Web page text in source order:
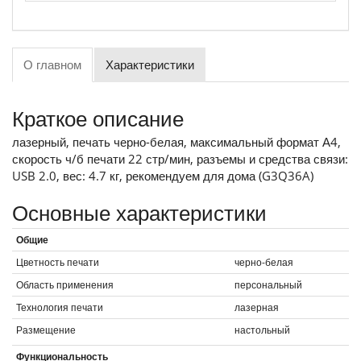
О главном Характеристики
Краткое описание
лазерный, печать черно-белая, максимальный формат А4,
скорость ч/б печати 22 стр/мин, разъемы и средства связи:
USB 2.0, вес: 4.7 кг, рекомендуем для дома (G3Q36A)
Основные характеристики
Общие
Цветность печати
черно-белая
Область применения
персональный
Технология печати
лазерная
Размещение
настольный
Функциональность